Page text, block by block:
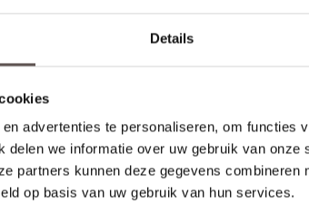
Details
advertenties te personaliseren, om functies
delen we informatie over uw gebruik van
partners kunnen deze gegevens combineren
op basis van uw gebruik van hun services.